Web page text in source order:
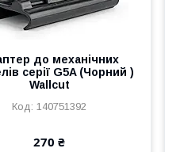
до механічних
серії G5A (Чорний )
Wallcut
140751392
270 ₴